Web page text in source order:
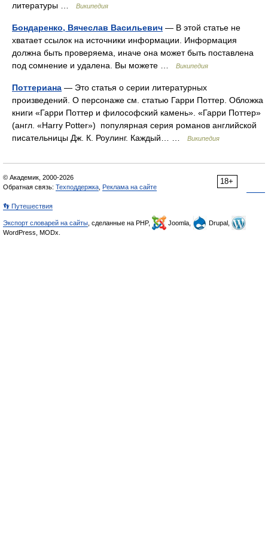
литературы …
Википедия
Бондаренко, Вячеслав Васильевич — В этой статье не
хватает ссылок на источники информации. Информация
должна быть проверяема, иначе она может быть поставлена
под сомнение и удалена. Вы можете …
Википедия
Поттериана — Это статья о серии литературных
произведений. О персонаже см. статью Гарри Поттер. Обложка
книги «Гарри Поттер и философский камень». «Гарри Поттер»
(англ. «Harry Potter») популярная серия романов английской
писательницы Дж. К. Роулинг. Каждый… …
Википедия
18+
© Академик, 2000-2026
Обратная связь: Техподдержка Реклама на сайте
👣 Путешествия
Экспорт словарей на сайты , сделанные на PHP, Joomla,
Drupal,
WordPress, MODx.